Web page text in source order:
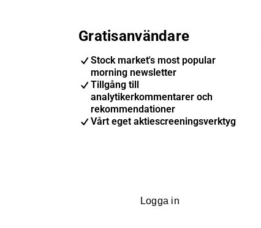
Gratisanvändare
Stock market's most popular
morning newsletter
Tillgång till
analytikerkommentarer och
rekommendationer
Vårt eget aktiescreeningsverktyg
Logga in